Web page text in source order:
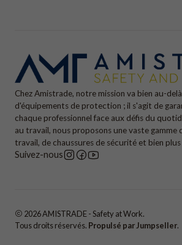
Chez Amistrade, notre mission va bien au-
d'équipements de protection ; il s'agit de
chaque professionnel face aux défis du
au travail, nous proposons une vaste gamme
travail, de chaussures de sécurité et bien plus
Suivez-nous
2026 AMISTRADE - Safety at Work.
Tous droits réservés. Propulsé par Jumpseller.